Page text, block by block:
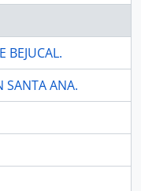
BEJUCAL.
SANTA ANA.